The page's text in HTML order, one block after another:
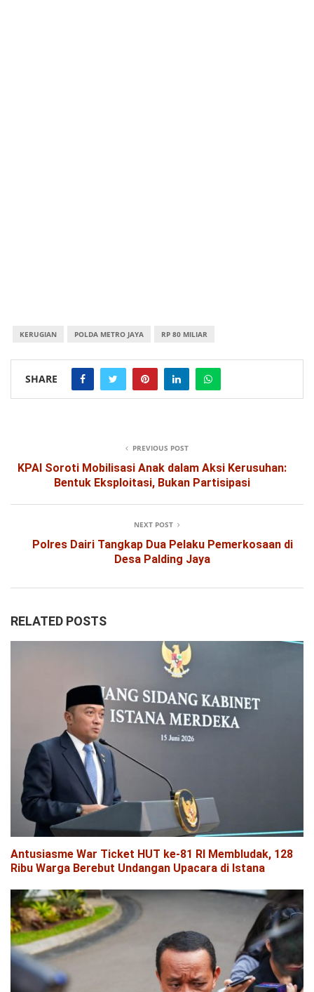
KERUGIAN POLDA METRO JAYA RP 80 MILIAR
SHARE
PREVIOUS POST
KPAI Soroti Mobilisasi Anak dalam Aksi Kerusuhan:
Bentuk Eksploitasi, Bukan Partisipasi
NEXT POST
Polres Dairi Tangkap Dua Pelaku Pemerkosaan di
Desa Palding Jaya
RELATED POSTS
Antusiasme War Ticket HUT ke-81 RI Membludak, 128
Ribu Warga Berebut Undangan Upacara di Istana